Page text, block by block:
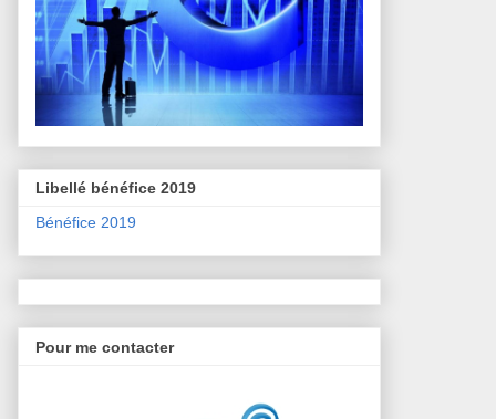
Libellé bénéfice 2019
Bénéfice 2019
Pour me contacter